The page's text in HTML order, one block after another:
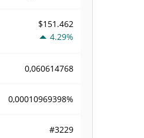
$151.462
4.29%
0,060614768
0,00010969398%
#3229